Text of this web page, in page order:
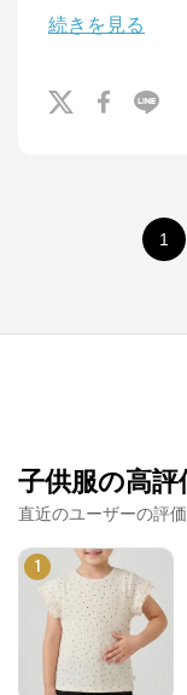
続きを見る
1
子供服の高
直近のユーザーの評
1
ナル
ナルミヤオン
ゾピアノ、プ
ミニ等、全ブ